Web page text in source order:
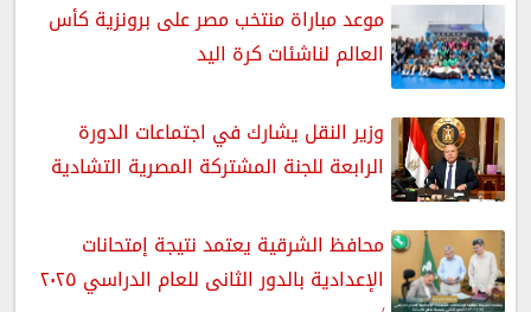
موعد مباراة منتخب مصر على برونزية كأس
العالم لناشئات كرة اليد
وزير النقل يشارك في اجتماعات الدورة
الرابعة للجنة المشتركة المصرية التشادية
محافظ الشرقية يعتمد نتيجة إمتحانات
الإعدادية بالدور الثانى للعام الدراسي ٢٠٢٥